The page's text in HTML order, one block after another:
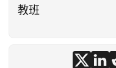
教班